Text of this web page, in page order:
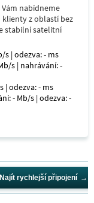
nabídneme
z oblastí bez
stabilní satelitní
s | odezva: - ms
s | nahrávání: -
| odezva: - ms
- Mb/s | odezva: -
Najít rychlejší připojení